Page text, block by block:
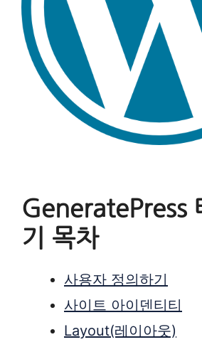
GeneratePress
기 목차
사용자 정의하기
사이트 아이덴티티
Layout(레이아웃)